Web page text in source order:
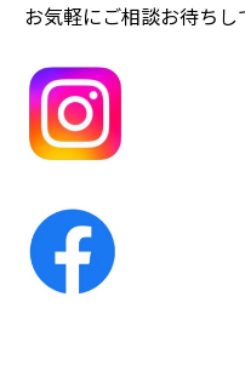
お気軽にご相談お待ちし